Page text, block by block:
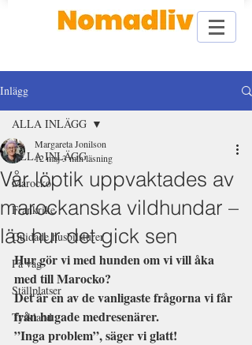
Inlägg
ALLA INLÄGG
Marocko
Frankrike
Guidade husbilsturer
På väg
Ställplatser
Tyskland
ALLA INLÄGG
Vår löptik uppvaktades av
marockanska vildhundar –
läs hur det gick sen
Margareta Jonilson
12 maj3 min läsning
Hur gör vi med hunden om vi vill åka
med till Marocko?
Det är en av de vanligaste frågorna vi får
från hugade medresenärer.
”Inga problem”, säger vi glatt!